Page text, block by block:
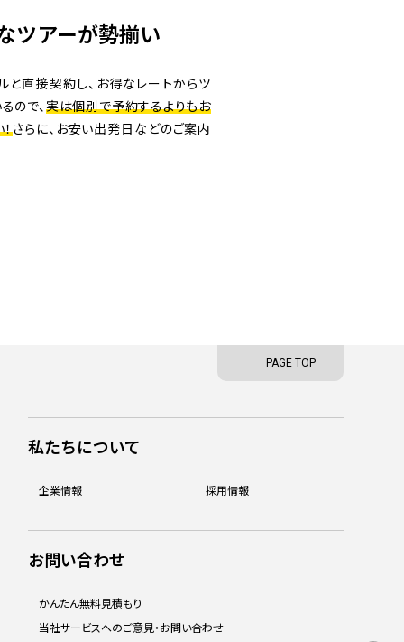
ツアーが勢揃い
と直接契約し、お得なレートからツ
ので、実は個別で予約するよりもお
さらに、お安い出発日などのご案内
PAGE TOP
私たちについて
企業情報 採用情報
お問い合わせ
かんたん無料見積もり
当社サービスへのご意見・お問い合わせ